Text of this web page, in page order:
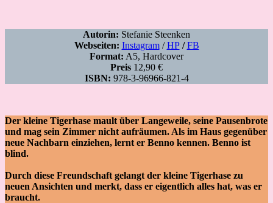
Autorin: Stefanie Steenken
Webseiten: Instagram/HP/FB
Format: A5, Hardcover
Preis 12,90 €
ISBN: 978-3-96966-821-4
Der kleine Tigerhase mault über Langeweile, seine Pausenbrote
und mag sein Zimmer nicht aufräumen. Als im Haus gegenüber
neue Nachbarn einziehen, lernt er Benno kennen. Benno ist
blind.
Durch diese Freundschaft gelangt der kleine Tigerhase zu
neuen Ansichten und merkt, dass er eigentlich alles hat, was er
braucht.